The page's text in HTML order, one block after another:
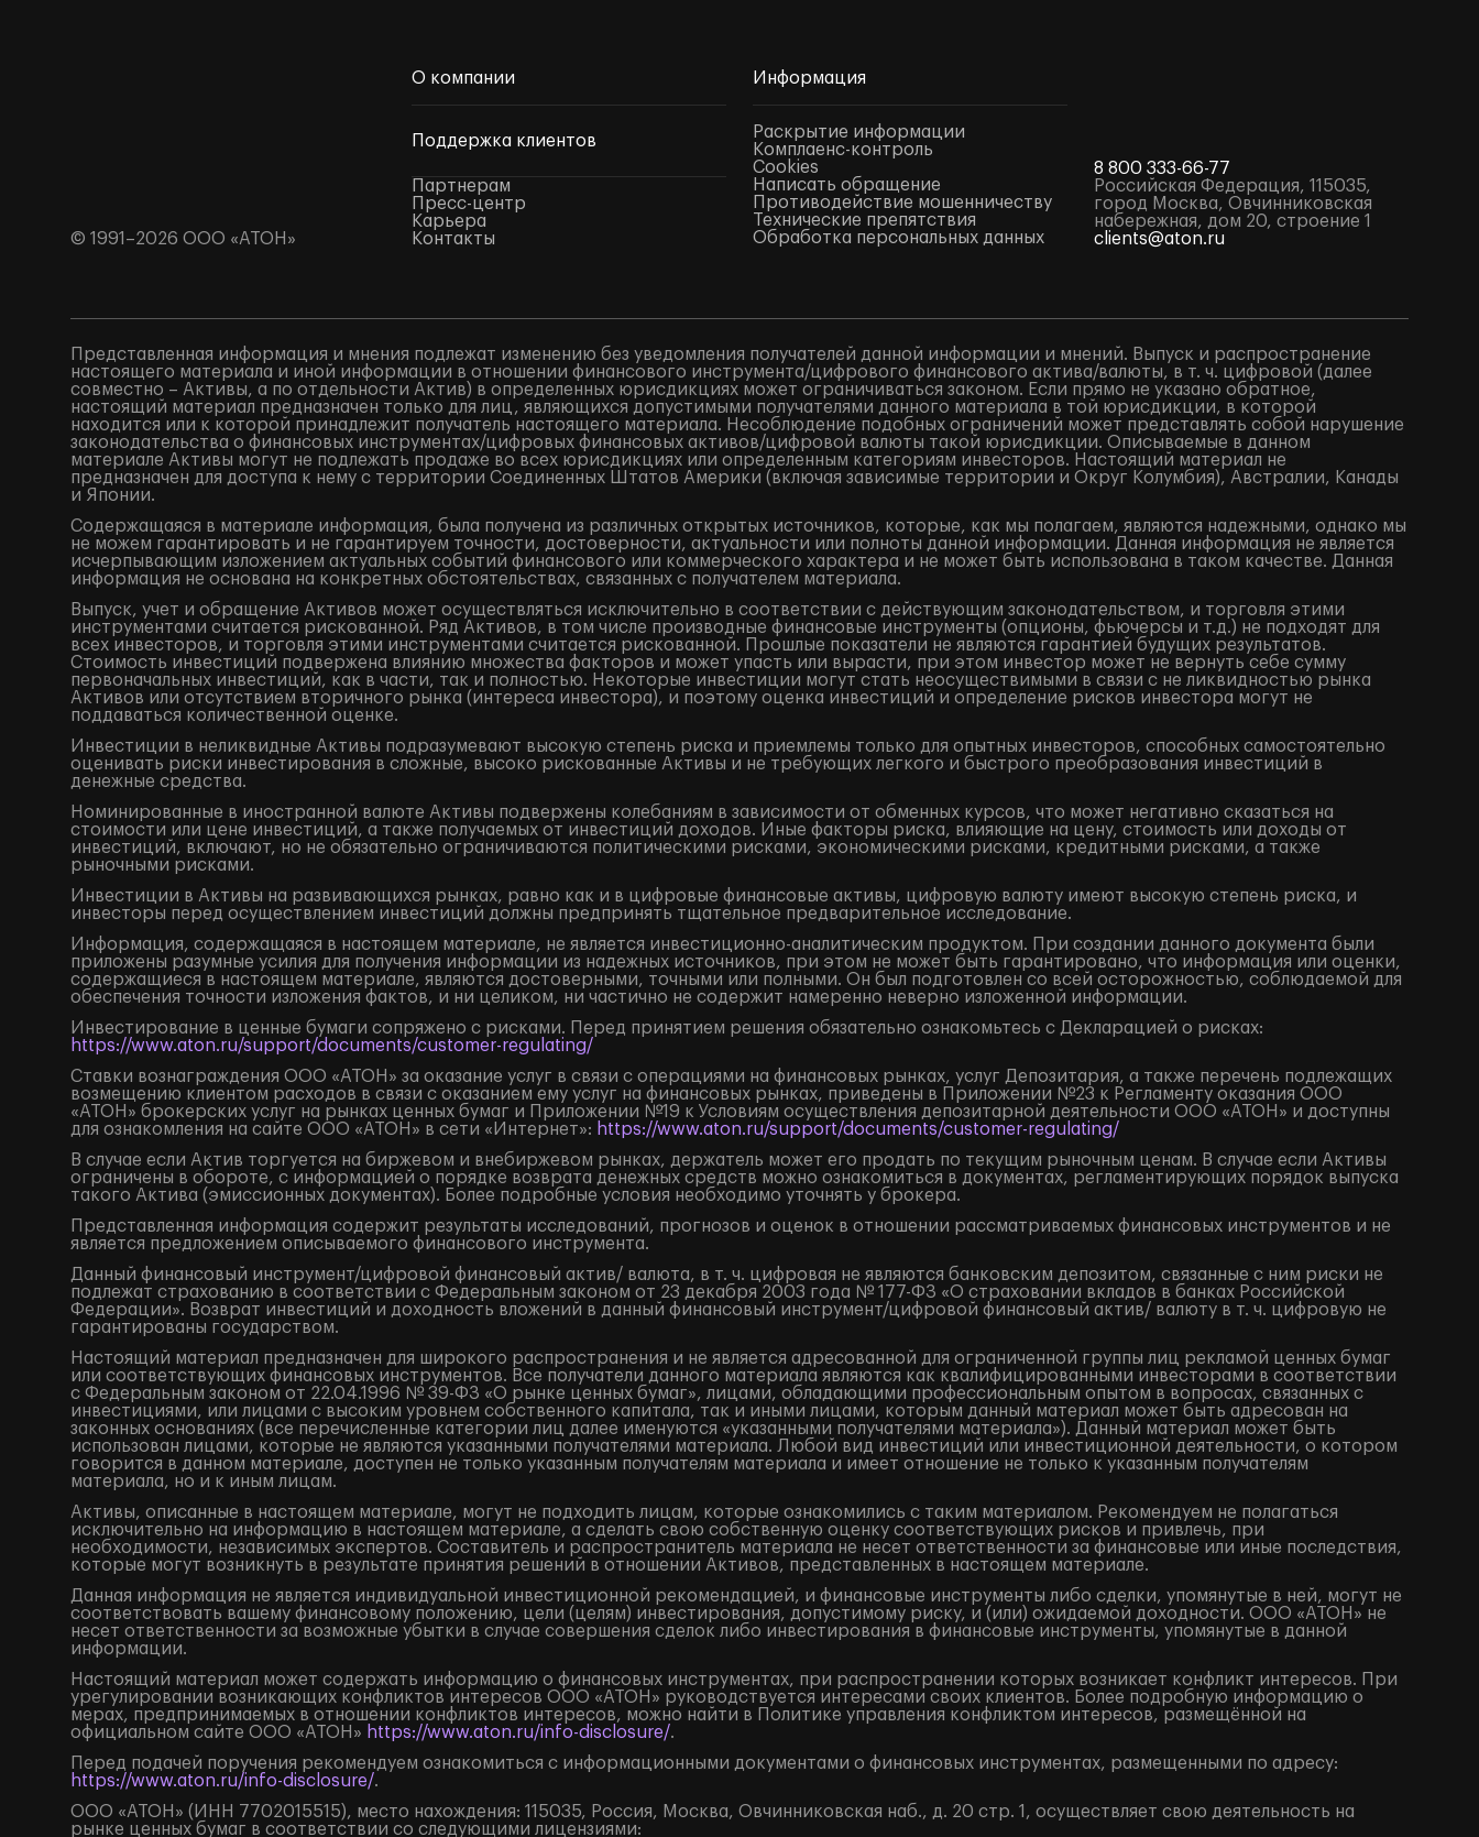
© 1991–2026 ООО «АТОН»
О компании
Поддержка клиентов
Партнерам
Пресс-центр
Карьера
Контакты
Информация
Раскрытие информации
Комплаенс-контроль
Cookies
Написать обращение
Противодействие мошенничеству
Технические препятствия
Обработка персональных данных
8 800 333-66-77
Российская Федерация, 115035,
город Москва, Овчинниковская
набережная, дом 20, строение 1
clients@aton.ru
Представленная информация и мнения подлежат изменению без уведомления получателей данной информации и мнений. Выпуск и распространение
настоящего материала и иной информации в отношении финансового инструмента/цифрового финансового актива/валюты, в т. ч. цифровой (далее
совместно – Активы, а по отдельности Актив) в определенных юрисдикциях может ограничиваться законом. Если прямо не указано обратное,
настоящий материал предназначен только для лиц, являющихся допустимыми получателями данного материала в той юрисдикции, в которой
находится или к которой принадлежит получатель настоящего материала. Несоблюдение подобных ограничений может представлять собой нарушение
законодательства о финансовых инструментах/цифровых финансовых активов/цифровой валюты такой юрисдикции. Описываемые в данном
материале Активы могут не подлежать продаже во всех юрисдикциях или определенным категориям инвесторов. Настоящий материал не
предназначен для доступа к нему с территории Соединенных Штатов Америки (включая зависимые территории и Округ Колумбия), Австралии, Канады
и Японии.
Содержащаяся в материале информация, была получена из различных открытых источников, которые, как мы полагаем, являются надежными, однако мы
не можем гарантировать и не гарантируем точности, достоверности, актуальности или полноты данной информации. Данная информация не является
исчерпывающим изложением актуальных событий финансового или коммерческого характера и не может быть использована в таком качестве. Данная
информация не основана на конкретных обстоятельствах, связанных с получателем материала.
Выпуск, учет и обращение Активов может осуществляться исключительно в соответствии с действующим законодательством, и торговля этими
инструментами считается рискованной. Ряд Активов, в том числе производные финансовые инструменты (опционы, фьючерсы и т.д.) не подходят для
всех инвесторов, и торговля этими инструментами считается рискованной. Прошлые показатели не являются гарантией будущих результатов.
Стоимость инвестиций подвержена влиянию множества факторов и может упасть или вырасти, при этом инвестор может не вернуть себе сумму
первоначальных инвестиций, как в части, так и полностью. Некоторые инвестиции могут стать неосуществимыми в связи с не ликвидностью рынка
Активов или отсутствием вторичного рынка (интереса инвестора), и поэтому оценка инвестиций и определение рисков инвестора могут не
поддаваться количественной оценке.
Инвестиции в неликвидные Активы подразумевают высокую степень риска и приемлемы только для опытных инвесторов, способных самостоятельно
оценивать риски инвестирования в сложные, высоко рискованные Активы и не требующих легкого и быстрого преобразования инвестиций в
денежные средства.
Номинированные в иностранной валюте Активы подвержены колебаниям в зависимости от обменных курсов, что может негативно сказаться на
стоимости или цене инвестиций, а также получаемых от инвестиций доходов. Иные факторы риска, влияющие на цену, стоимость или доходы от
инвестиций, включают, но не обязательно ограничиваются политическими рисками, экономическими рисками, кредитными рисками, а также
рыночными рисками.
Инвестиции в Активы на развивающихся рынках, равно как и в цифровые финансовые активы, цифровую валюту имеют высокую степень риска, и
инвесторы перед осуществлением инвестиций должны предпринять тщательное предварительное исследование.
Информация, содержащаяся в настоящем материале, не является инвестиционно-аналитическим продуктом. При создании данного документа были
приложены разумные усилия для получения информации из надежных источников, при этом не может быть гарантировано, что информация или оценки,
содержащиеся в настоящем материале, являются достоверными, точными или полными. Он был подготовлен со всей осторожностью, соблюдаемой для
обеспечения точности изложения фактов, и ни целиком, ни частично не содержит намеренно неверно изложенной информации.
Инвестирование в ценные бумаги сопряжено с рисками. Перед принятием решения обязательно ознакомьтесь с Декларацией о рисках:
https://www.aton.ru/support/documents/customer-regulating/
Ставки вознаграждения ООО «АТОН» за оказание услуг в связи с операциями на финансовых рынках, услуг Депозитария, а также перечень подлежащих
возмещению клиентом расходов в связи с оказанием ему услуг на финансовых рынках, приведены в Приложении №23 к Регламенту оказания ООО
«АТОН» брокерских услуг на рынках ценных бумаг и Приложении №19 к Условиям осуществления депозитарной деятельности ООО «АТОН» и доступны
для ознакомления на сайте ООО «АТОН» в сети «Интернет»: https://www.aton.ru/support/documents/customer-regulating/
В случае если Актив торгуется на биржевом и внебиржевом рынках, держатель может его продать по текущим рыночным ценам. В случае если Активы
ограничены в обороте, с информацией о порядке возврата денежных средств можно ознакомиться в документах, регламентирующих порядок выпуска
такого Актива (эмиссионных документах). Более подробные условия необходимо уточнять у брокера.
Представленная информация содержит результаты исследований, прогнозов и оценок в отношении рассматриваемых финансовых инструментов и не
является предложением описываемого финансового инструмента.
Данный финансовый инструмент/цифровой финансовый актив/ валюта, в т. ч. цифровая не являются банковским депозитом, связанные с ним риски не
подлежат страхованию в соответствии с Федеральным законом от 23 декабря 2003 года № 177-ФЗ «О страховании вкладов в банках Российской
Федерации». Возврат инвестиций и доходность вложений в данный финансовый инструмент/цифровой финансовый актив/ валюту в т. ч. цифровую не
гарантированы государством.
Настоящий материал предназначен для широкого распространения и не является адресованной для ограниченной группы лиц рекламой ценных бумаг
или соответствующих финансовых инструментов. Все получатели данного материала являются как квалифицированными инвесторами в соответствии
с Федеральным законом от 22.04.1996 № 39-ФЗ «О рынке ценных бумаг», лицами, обладающими профессиональным опытом в вопросах, связанных с
инвестициями, или лицами с высоким уровнем собственного капитала, так и иными лицами, которым данный материал может быть адресован на
законных основаниях (все перечисленные категории лиц далее именуются «указанными получателями материала»). Данный материал может быть
использован лицами, которые не являются указанными получателями материала. Любой вид инвестиций или инвестиционной деятельности, о котором
говорится в данном материале, доступен не только указанным получателям материала и имеет отношение не только к указанным получателям
материала, но и к иным лицам.
Активы, описанные в настоящем материале, могут не подходить лицам, которые ознакомились с таким материалом. Рекомендуем не полагаться
исключительно на информацию в настоящем материале, а сделать свою собственную оценку соответствующих рисков и привлечь, при
необходимости, независимых экспертов. Составитель и распространитель материала не несет ответственности за финансовые или иные последствия,
которые могут возникнуть в результате принятия решений в отношении Активов, представленных в настоящем материале.
Данная информация не является индивидуальной инвестиционной рекомендацией, и финансовые инструменты либо сделки, упомянутые в ней, могут не
соответствовать вашему финансовому положению, цели (целям) инвестирования, допустимому риску, и (или) ожидаемой доходности. ООО «АТОН» не
несет ответственности за возможные убытки в случае совершения сделок либо инвестирования в финансовые инструменты, упомянутые в данной
информации.
Настоящий материал может содержать информацию о финансовых инструментах, при распространении которых возникает конфликт интересов. При
урегулировании возникающих конфликтов интересов ООО «АТОН» руководствуется интересами своих клиентов. Более подробную информацию о
мерах, предпринимаемых в отношении конфликтов интересов, можно найти в Политике управления конфликтом интересов, размещённой на
официальном сайте ООО «АТОН» https://www.aton.ru/info-disclosure/.
Перед подачей поручения рекомендуем ознакомиться с информационными документами о финансовых инструментах, размещенными по адресу:
https://www.aton.ru/info-disclosure/.
ООО «АТОН» (ИНН 7702015515), место нахождения: 115035, Россия, Москва, Овчинниковская наб., д. 20 стр. 1, осуществляет свою деятельность на
рынке ценных бумаг в соответствии со следующими лицензиями: